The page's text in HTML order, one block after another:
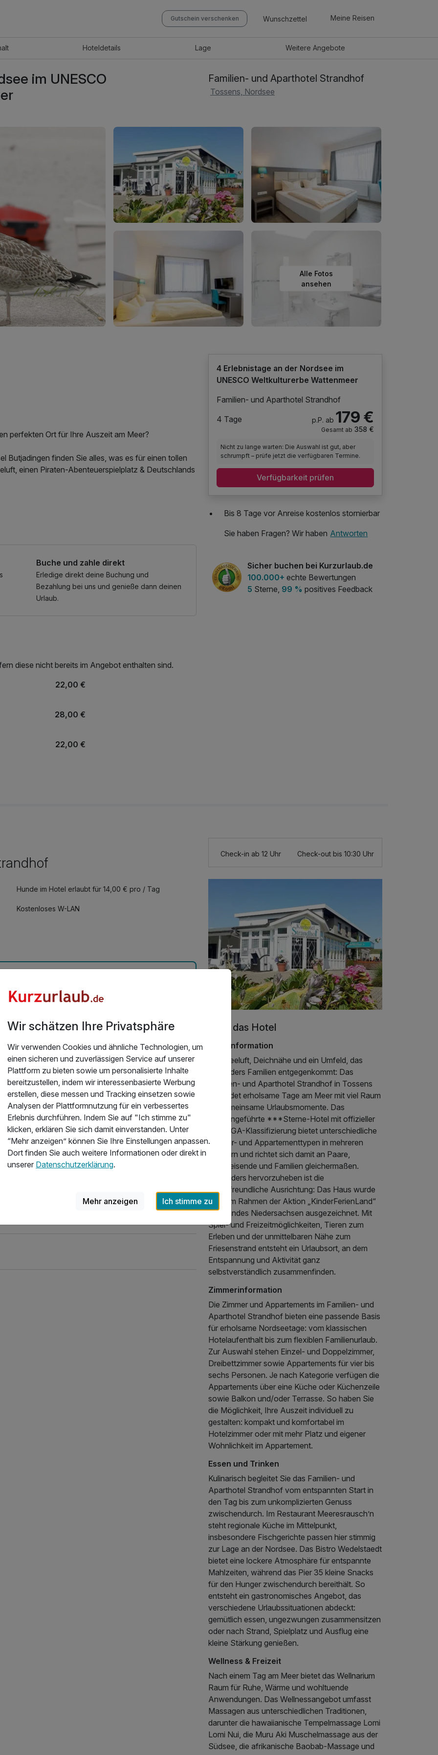
Gutschein verschenken Wunschzettel Meine Reisen
Hoteldetails Lage WeitereAngebote
im UNESCO
Familien- und Aparthotel Strandhof
Tossens, Nordsee
Alle Fotos
ansehen
perfekten Ort für Ihre Auszeit am Meer?
einen Piraten-Abenteuerspielplatz & Deutschlands
Bestaunen Sie die Spagetti-Häufchen auf dem
Sie unser UNESCO Weltkulturerbe
Buche und zahle direkt
Erledige direkt deine Buchung und
Bezahlung bei uns und genieße dann deinen
Urlaub.
diese nicht bereits im Angebot enthalten sind.
22,00 €
28,00 €
22,00 €
4 Erlebnistage an der Nordsee im
UNESCO Weltkulturerbe Wattenmeer
Familien- und Aparthotel Strandhof
4 Tage
p.P. ab 179 €
Gesamt ab 358 €
Nicht zu lange warten: Die Auswahl ist gut, aber
schrumpft – prüfe jetzt die verfügbaren Termine.
Verfügbarkeit prüfen
Bis 8 Tage vor Anreise kostenlos stornierbar
Sie haben Fragen? Wir haben Antworten
Sicher buchen bei Kurzurlaub.de
100.000+ echte Bewertungen
5 Sterne, 99 % positives Feedback
Hunde im Hotel erlaubt für 14,00 € pro / Tag
Kostenloses W-LAN
Weltkulturerbe Wattenmeer
Check-in ab 12 Uhr Check-out bis 10:30 Uhr
Über das Hotel
Hotelinformation
Nordseeluft, Deichnähe und ein Umfeld, das
besonders Familien entgegenkommt: Das
Familien- und Aparthotel Strandhof in Tossens
verbindet erholsame Tage am Meer mit viel Raum
für gemeinsame Urlaubsmomente. Das
familiengeführte ***Sterne-Hotel mit offizieller
DEHOGA-Klassifizierung bietet unterschiedliche
Zimmer- und Appartementtypen in mehreren
Häusern und richtet sich damit an Paare,
Alleinreisende und Familien gleichermaßen.
Besonders hervorzuheben ist die
kinderfreundliche Ausrichtung: Das Haus wurde
2014 im Rahmen der Aktion „KinderFerienLand“
des Landes Niedersachsen ausgezeichnet. Mit
Spiel- und Freizeitmöglichkeiten, Tieren zum
Erleben und der unmittelbaren Nähe zum
Friesenstrand entsteht ein Urlaubsort, an dem
Entspannung und Aktivität ganz
selbstverständlich zusammenfinden.
Zimmerinformation
Die Zimmer und Appartements im Familien- und
Aparthotel Strandhof bieten eine passende Basis
für erholsame Nordseetage: vom klassischen
Hotelaufenthalt bis zum flexiblen Familienurlaub.
Zur Auswahl stehen Einzel- und Doppelzimmer,
Dreibettzimmer sowie Appartements für vier bis
sechs Personen. Je nach Kategorie verfügen die
Appartements über eine Küche oder Küchenzeile
sowie Balkon und/oder Terrasse. So haben Sie
die Möglichkeit, Ihre Auszeit individuell zu
gestalten: kompakt und komfortabel im
Hotelzimmer oder mit mehr Platz und eigener
Wohnlichkeit im Appartement.
Essen und Trinken
Kulinarisch begleitet Sie das Familien- und
Aparthotel Strandhof vom entspannten Start in
den Tag bis zum unkomplizierten Genuss
zwischendurch. Im Restaurant Meeresrausch’n
steht regionale Küche im Mittelpunkt,
insbesondere Fischgerichte passen hier stimmig
zur Lage an der Nordsee. Das Bistro Wedelstaedt
bietet eine lockere Atmosphäre für entspannte
Mahlzeiten, während das Pier 35 kleine Snacks
für den Hunger zwischendurch bereithält. So
entsteht ein gastronomisches Angebot, das
verschiedene Urlaubssituationen abdeckt:
gemütlich essen, ungezwungen zusammensitzen
oder nach Strand, Spielplatz und Ausflug eine
kleine Stärkung genießen.
Wellness & Freizeit
Nach einem Tag am Meer bietet das Wellnarium
Raum für Ruhe, Wärme und wohltuende
Anwendungen. Das Wellnessangebot umfasst
Massagen aus unterschiedlichen Traditionen,
darunter die hawaiianische Tempelmassage Lomi
Lomi Nui, die Muru Aki Muschelmassage aus der
Südsee, die afrikanische Baobab-Massage und
Wir schätzen Ihre Privatsphäre
Wir verwenden Cookies und ähnliche Technologien, um
einen sicheren und zuverlässigen Service auf unserer
Plattform zu bieten sowie um personalisierte Inhalte
bereitzustellen, indem wir interessenbasierte Werbung
erstellen, diese messen und Tracking einsetzen sowie
Analysen der Plattformnutzung für ein verbessertes
Erlebnis durchführen. Indem Sie auf "Ich stimme zu"
klicken, erklären Sie sich damit einverstanden. Unter
“Mehr anzeigen” können Sie Ihre Einstellungen anpassen.
Dort finden Sie auch weitere Informationen oder direkt in
unserer Datenschutzerklärung.
Mehr anzeigen Ich stimme zu